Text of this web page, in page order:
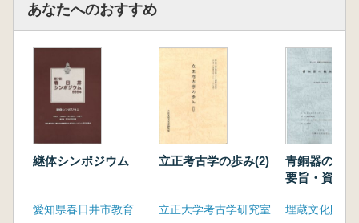
あなたへのおすすめ
継体シンポジウム 立正考古学の歩み(2)
立正大学考古学研究室
青銅器の模
要旨・資料
埋蔵文化財研